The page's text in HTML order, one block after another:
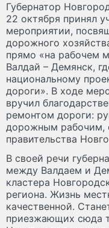
Губернатор
22 октября принял
мероприятии,
дорожного
прямо «на рабочем
Валдай – Демянск,
национальному
дороги». В ходе
вручил
ремонтом дороги:
дорожным рабочим,
правительства
В своей речи
между Валдаем и
кластера
региона. Жизнь
качественной.
приезжающих сюда